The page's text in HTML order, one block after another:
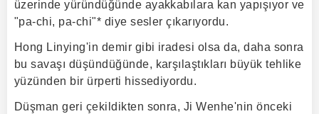
üzerinde yüründüğünde ayakkabılara kan yapışıyor ve
"pa-chi, pa-chi"* diye sesler çıkarıyordu.
Hong Linying'in demir gibi iradesi olsa da, daha sonra
bu savaşı düşündüğünde, karşılaştıkları büyük tehlike
yüzünden bir ürperti hissediyordu.
Düşman geri çekildikten sonra, Ji Wenhe'nin önceki